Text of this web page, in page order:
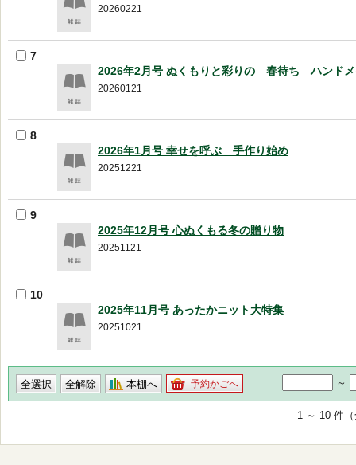
20260221
7
2026年2月号 ぬくもりと彩りの 春待ち ハンド
20260121
8
2026年1月号 幸せを呼ぶ 手作り始め
20251221
9
2025年12月号 心ぬくもる冬の贈り物
20251121
10
2025年11月号 あったかニット大特集
20251021
本棚へ 予約かごへ ～
1 ～ 10 件